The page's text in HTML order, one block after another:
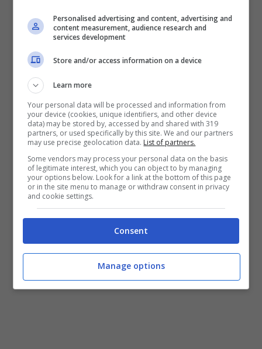
Personalised advertising and content, advertising and
content measurement, audience research and
services development
Store and/or access information on a device
Learn more
Your personal data will be processed and information from
your device (cookies, unique identifiers, and other device
data) may be stored by, accessed by and shared with 319
partners, or used specifically by this site. We and our partners
may use precise geolocation data. List of partners.
Some vendors may process your personal data on the basis
of legitimate interest, which you can object to by managing
your options below. Look for a link at the bottom of this page
or in the site menu to manage or withdraw consent in privacy
and cookie settings.
Consent
Manage options